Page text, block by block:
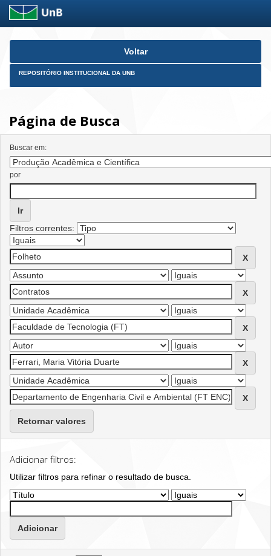
Skip
Voltar
REPOSITÓRIO INSTITUCIONAL DA UNB
Página de Busca
Buscar em:
por
Filtros correntes:
Retornar valores
Adicionar filtros:
Utilizar filtros para refinar o resultado de busca.